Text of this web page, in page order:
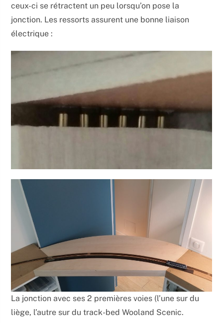
ceux-ci se rétractent un peu lorsqu’on pose la
jonction. Les ressorts assurent une bonne liaison
électrique :
La jonction avec ses 2 premières voies (l’une sur du
liège, l’autre sur du track-bed Wooland Scenic.